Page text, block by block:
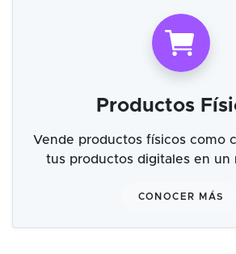
Productos
Vende productos físicos como
tus productos digitales en un
CONOCER MÁS